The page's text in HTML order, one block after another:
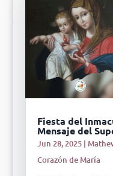
Fiesta del
Mensaje del
Jun 28, 2025|
Corazón de María